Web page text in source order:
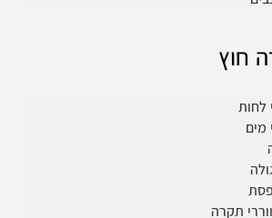
חוץ
לחות
מים
תקרה